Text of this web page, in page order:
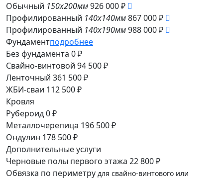
Обычный 150x200мм926 000 ₽
Профилированный 140x140мм867 000 ₽
Профилированный 140x190мм988 000 ₽
Фундаментподробнее
Без фундамента 0 ₽
Свайно-винтовой 94 500 ₽
Ленточный 361 500 ₽
ЖБИ-сваи 112 500 ₽
Кровля
Рубероид0 ₽
Металлочерепица 196 500 ₽
Ондулин 178 500 ₽
Дополнительные услуги
Черновые полы первого этажа 22 800 ₽
Обвязка по периметру для свайно-винтового или